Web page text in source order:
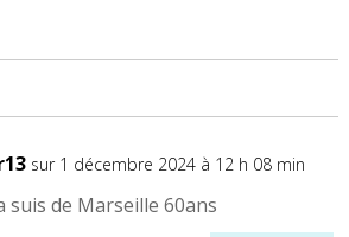
sur 1 décembre 2024 à 12 h 08 min
suis de Marseille 60ans